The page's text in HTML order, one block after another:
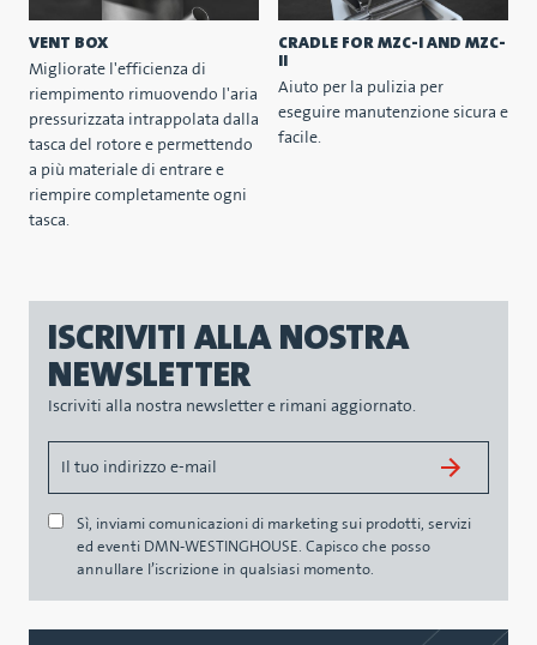
VENT BOX
Migliorate l'efficienza di
riempimento rimuovendo l'aria
pressurizzata intrappolata dalla
tasca del rotore e permettendo
a più materiale di entrare e
riempire completamente ogni
tasca.
CRADLE FOR MZC-I AND MZC-
II
Aiuto per la pulizia per
eseguire manutenzione sicura e
facile.
ISCRIVITI ALLA NOSTRA
NEWSLETTER
Iscriviti alla nostra newsletter e rimani aggiornato.
Sì, inviami comunicazioni di marketing sui prodotti, servizi
ed eventi DMN-WESTINGHOUSE. Capisco che posso
annullare l’iscrizione in qualsiasi momento.